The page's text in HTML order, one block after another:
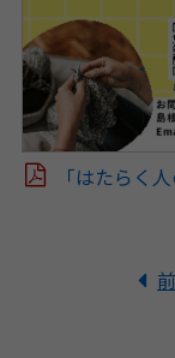
「はたらく